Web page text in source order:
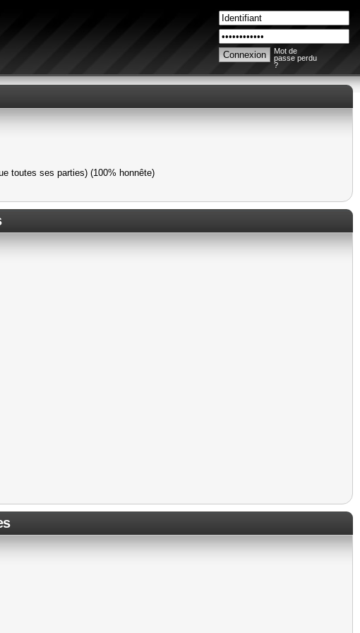
Mot de
passe perdu
?
toutes ses parties) (100% honnête)